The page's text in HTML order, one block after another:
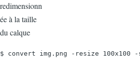
redimensionn
ée à la taille
du calque
$ convert img.png -resize 100x100